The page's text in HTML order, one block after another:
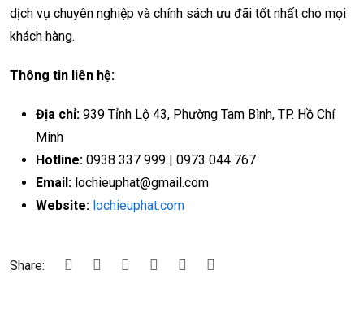
dịch vụ chuyên nghiệp và chính sách ưu đãi tốt nhất cho mọi
khách hàng.
Thông tin liên hệ:
Địa chỉ: 939 Tỉnh Lộ 43, Phường Tam Bình, TP. Hồ Chí
Minh
Hotline: 0938 337 999 | 0973 044 767
Email: lochieuphat@gmail.com
Website: lochieuphat.com
Share: